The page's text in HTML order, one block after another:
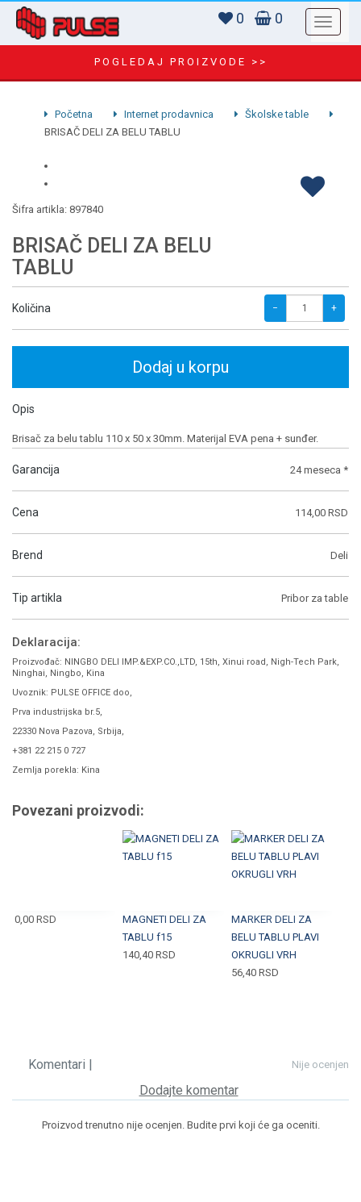
0 0
POGLEDAJ PROIZVODE >>
Početna Internet prodavnica
Školske table
BRISAČ DELI ZA BELU TABLU
Šifra artikla: 897840
BRISAČ DELI ZA BELU
TABLU
Količina − +
Dodaj u korpu
Opis
Brisač za belu tablu 110 x 50 x 30mm. Materijal EVA pena + sunđer.
Garancija 24 meseca *
Cena 114,00 RSD
Brend Deli
Tip artikla Pribor za table
Deklaracija:
Proizvođač: NINGBO DELI IMP.&EXP.CO.,LTD, 15th, Xinui road, Nigh-Tech Park,
Ninghai, Ningbo, Kina
Uvoznik: PULSE OFFICE doo,
Prva industrijska br.5,
22330 Nova Pazova, Srbija,
+381 22 215 0 727
Zemlja porekla: Kina
Povezani proizvodi:
0,00 RSD
MAGNETI DELI ZA
TABLU f15
140,40RSD
MARKER DELI ZA
BELU TABLU PLAVI
OKRUGLI VRH
56,40 RSD
Nije ocenjen
Komentari |
Dodajte komentar
Proizvod trenutno nije ocenjen. Budite prvi koji će ga oceniti.